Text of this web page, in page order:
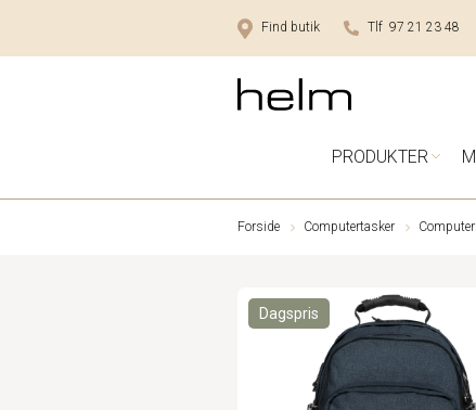
Find butik Tlf 97 21 23 48
PRODUKTER
Forside Computertasker
Dagspris